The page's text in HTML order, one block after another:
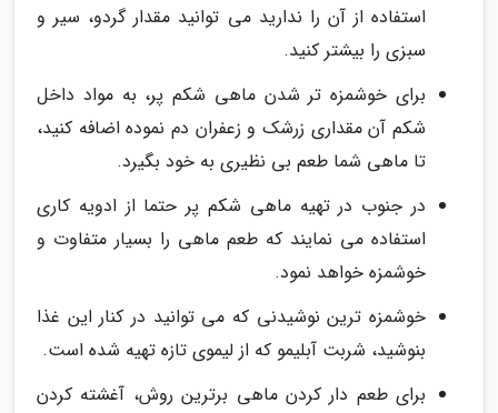
استفاده از آن را ندارید می توانید مقدار گردو، سیر و
سبزی را بیشتر کنید.
برای خوشمزه تر شدن ماهی شکم پر، به مواد داخل
شکم آن مقداری زرشک و زعفران دم نموده اضافه کنید،
تا ماهی شما طعم بی نظیری به خود بگیرد.
در جنوب در تهیه ماهی شکم پر حتما از ادویه کاری
استفاده می نمایند که طعم ماهی را بسیار متفاوت و
خوشمزه خواهد نمود.
خوشمزه ترین نوشیدنی که می توانید در کنار این غذا
بنوشید، شربت آبلیمو که از لیموی تازه تهیه شده است.
برای طعم دار کردن ماهی برترین روش، آغشته کردن